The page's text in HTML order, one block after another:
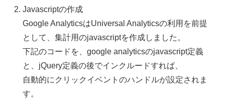
Javascriptの作成
Google AnalyticsはUniversal Analyticsの利用を前提
として、集計用のjavascriptを作成しました。
下記のコードを、google analyticsのjavascript定義
と、jQuery定義の後でインクルードすれば、
自動的にクリックイベントのハンドルが設定されま
す。